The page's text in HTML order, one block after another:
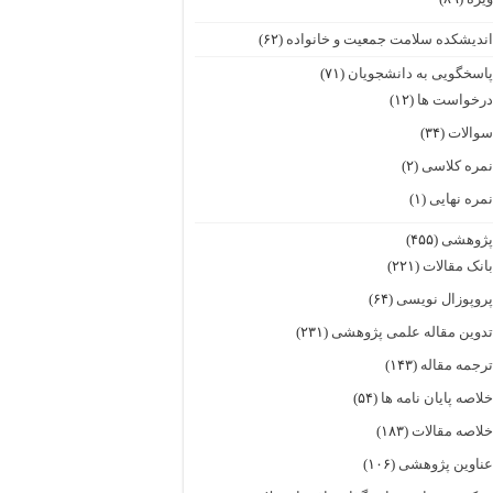
اندیشکده سلامت جمعیت و خانواده (۶۲)
پاسخگویی به دانشجویان (۷۱)
درخواست ها (۱۲)
سوالات(۳۴)
نمره کلاسی (۲)
نمره نهایی (۱)
پژوهشی (۴۵۵)
بانک مقالات(۲۲۱)
پروپوزال نویسی (۶۴)
تدوین مقاله علمی پژوهشی (۲۳۱)
ترجمه مقاله (۱۴۳)
خلاصه پایان نامه ها (۵۴)
خلاصه مقالات(۱۸۳)
عناوین پژوهشی (۱۰۶)